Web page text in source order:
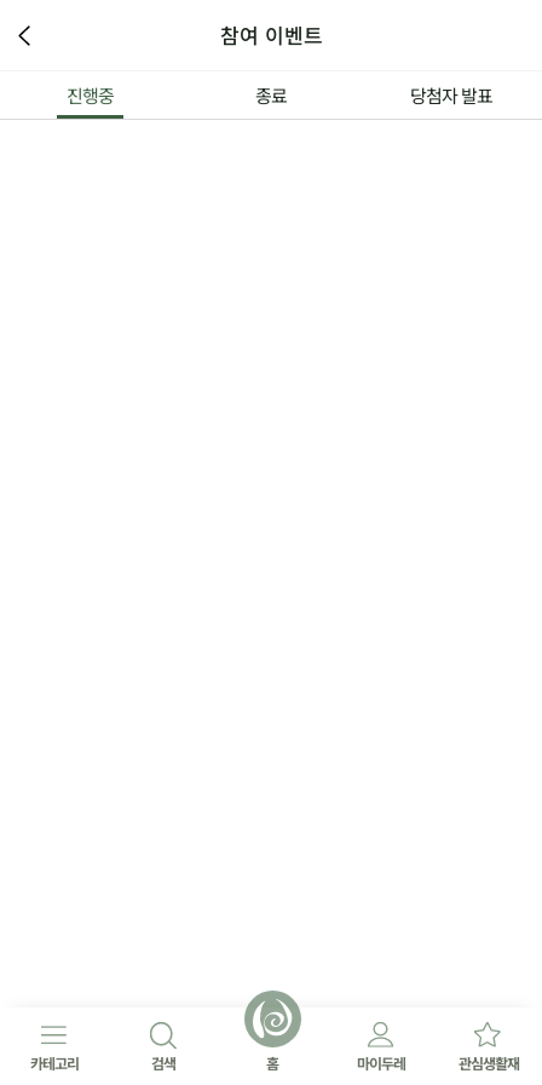
참여 이벤트
진행중 종료 당첨자 발표
카테고리 검색 홈 마이두레 관심생활재